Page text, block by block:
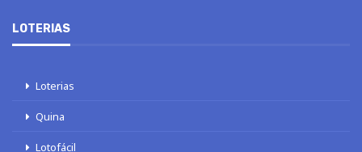
LOTERIAS
Loterias
Quina
Lotofácil